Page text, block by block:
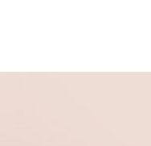
dia do mês, para o
da largura?